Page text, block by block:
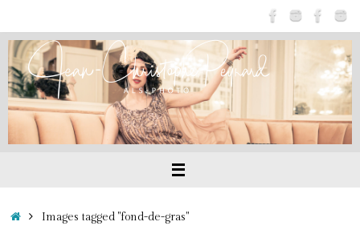
au
contenu
Accueil
Images tagged "fond-de-gras"